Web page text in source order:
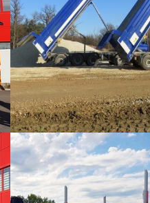
STRAŽNJI HALF-PIPE KIPERI